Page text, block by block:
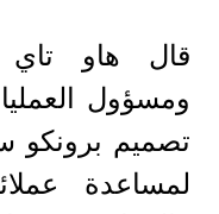
قال هاو تاي
ومسؤول
تصميم برونكو
لمساعدة